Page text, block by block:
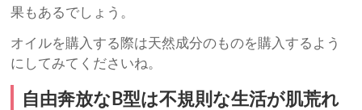
果もあるでしょう。
オイルを購入する際は天然成分のものを購入するよう
にしてみてくださいね。
自由奔放なB型は不規則な生活が肌荒れ